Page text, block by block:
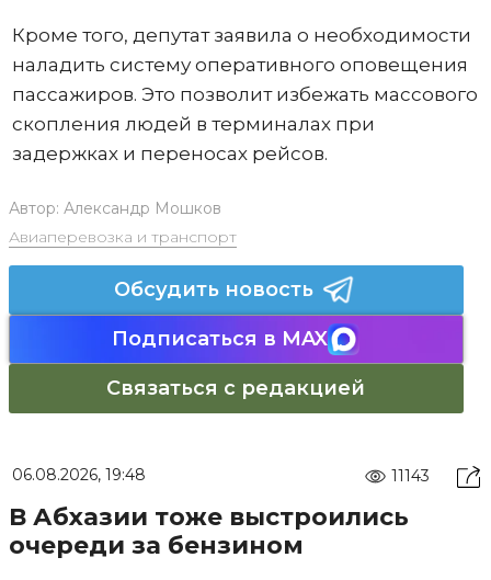
Кроме того, депутат заявила о необходимости
наладить систему оперативного оповещения
пассажиров. Это позволит избежать массового
скопления людей в терминалах при
задержках и переносах рейсов.
Автор: Александр Мошков
Авиаперевозка и транспорт
Обсудить новость
Подписаться в MAX
Связаться с редакцией
06.08.2026, 19:48 11143
В Абхазии тоже выстроились
очереди за бензином